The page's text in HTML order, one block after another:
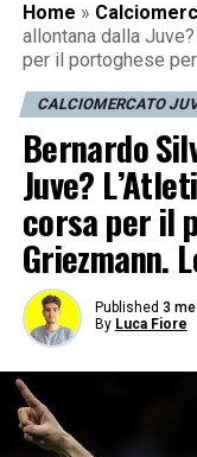
Home »
allontana dalla
per il portoghese
CALCIOMERCATO
Bernardo
Juve?
corsa per il
Griezmann.
Published 3
By Luca Fiore